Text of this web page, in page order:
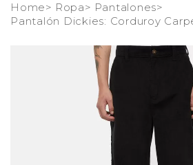
Home> Ropa> Pantalones>
Pantalón Dickies: Corduroy